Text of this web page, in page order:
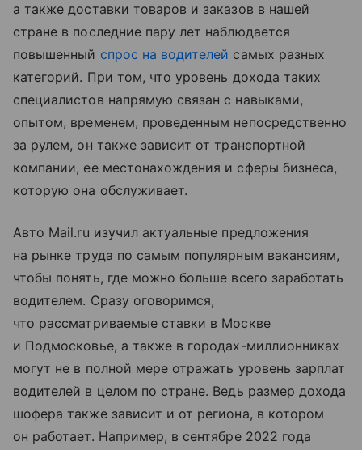
а также доставки товаров и заказов в нашей
стране в последние пару лет наблюдается
повышенный спрос на водителей самых разных
категорий. При том, что уровень дохода таких
специалистов напрямую связан с навыками,
опытом, временем, проведенным непосредственно
за рулем, он также зависит от транспортной
компании, ее местонахождения и сферы бизнеса,
которую она обслуживает.
Авто Mail.ru изучил актуальные предложения
на рынке труда по самым популярным вакансиям,
чтобы понять, где можно больше всего заработать
водителем. Сразу оговоримся,
что рассматриваемые ставки в Москве
и Подмосковье, а также в городах-миллионниках
могут не в полной мере отражать уровень зарплат
водителей в целом по стране. Ведь размер дохода
шофера также зависит и от региона, в котором
он работает. Например, в сентябре 2022 года